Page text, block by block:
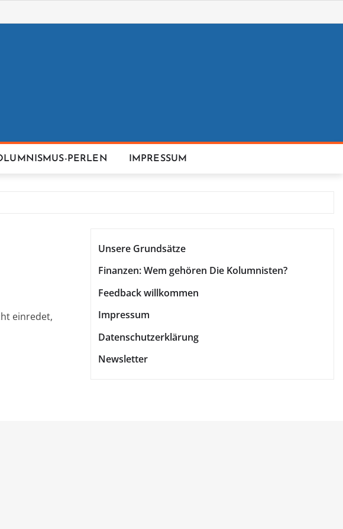
PERLEN IMPRESSUM
einredet,
Unsere Grundsätze
Finanzen: Wem gehören Die Kolumnisten?
Feedback willkommen
Impressum
Datenschutzerklärung
Newsletter